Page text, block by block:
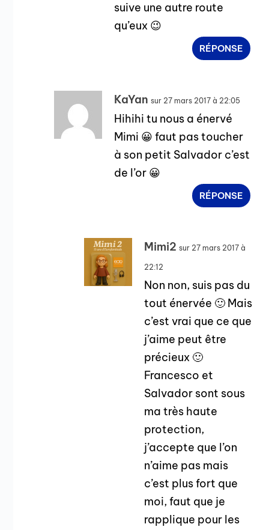
suive une autre route
qu’eux 😉
RÉPONSE
KaYan sur 27 mars 2017 à 22:05
Hihihi tu nous a énervé
Mimi 😀 faut pas toucher
à son petit Salvador c’est
de l’or 😀
RÉPONSE
Mimi2 sur 27 mars 2017 à
22:12
Non non, suis pas du
tout énervée 🙂 Mais
c’est vrai que ce que
j’aime peut être
précieux 🙂
Francesco et
Salvador sont sous
ma très haute
protection,
j’accepte que l’on
n’aime pas mais
c’est plus fort que
moi, faut que je
rapplique pour les